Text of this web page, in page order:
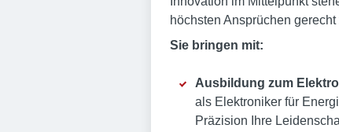
höchsten Ansprüchen gerecht
Sie bringen mit:
Ausbildung zum
als Elektroniker für
Präzision Ihre